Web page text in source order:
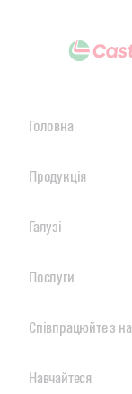
Головна
Продукція
Галузі
Послуги
Співпрацюйте з
Навчайтеся